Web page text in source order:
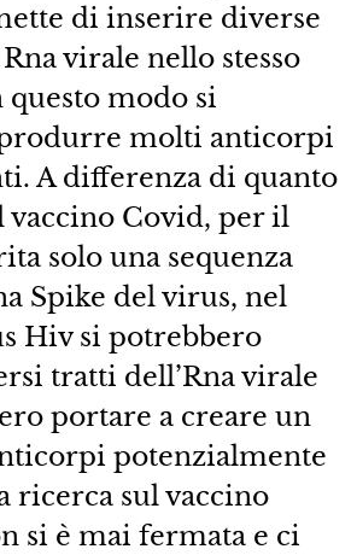
di inserire diverse
virale nello stesso
questo modo si
molti anticorpi
A differenza di quanto
vaccino Covid, per il
solo una sequenza
Spike del virus, nel
Hiv si potrebbero
tratti dell’Rna virale
portare a creare un
potenzialmente
ricerca sul vaccino
si è mai fermata e ci